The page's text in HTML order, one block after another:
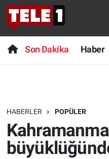
Son Dakika Haber
HABERLER POPÜLER
Anında Manşet
Başka Sohbetler
Bilim turu
Bilim ve Teknoloji
Son Dakika
Haber
Dünya
Teknoloji
Nöbetçi Eczaneler
Hava Durumu
Trafik Durumu
Süper Lig Puan